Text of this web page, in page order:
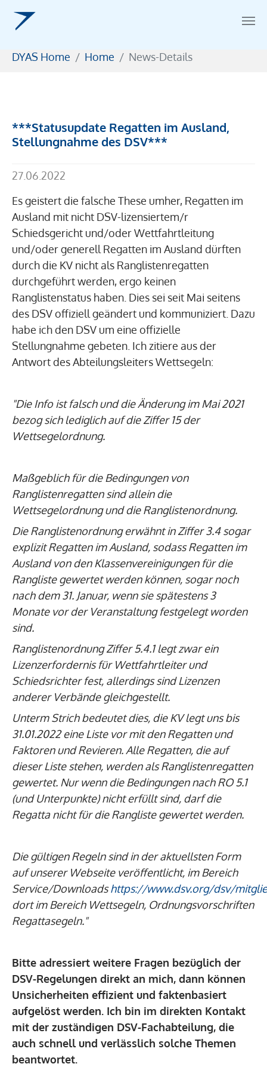
DYAS Home Home News-Details
***Statusupdate Regatten im Ausland,
Stellungnahme des DSV***
27.06.2022
Es geistert die falsche These umher, Regatten im
Ausland mit nicht DSV-lizensiertem/r
Schiedsgericht und/oder Wettfahrtleitung
und/oder generell Regatten im Ausland dürften
durch die KV nicht als Ranglistenregatten
durchgeführt werden, ergo keinen
Ranglistenstatus haben. Dies sei seit Mai seitens
des DSV offiziell geändert und kommuniziert. Dazu
habe ich den DSV um eine offizielle
Stellungnahme gebeten. Ich zitiere aus der
Antwort des Abteilungsleiters Wettsegeln:
"Die Info ist falsch und die Änderung im Mai 2021
bezog sich lediglich auf die Ziffer 15 der
Wettsegelordnung.
Maßgeblich für die Bedingungen von
Ranglistenregatten sind allein die
Wettsegelordnung und die Ranglistenordnung.
Die Ranglistenordnung erwähnt in Ziffer 3.4 sogar
explizit Regatten im Ausland, sodass Regatten im
Ausland von den Klassenvereinigungen für die
Rangliste gewertet werden können, sogar noch
nach dem 31. Januar, wenn sie spätestens 3
Monate vor der Veranstaltung festgelegt worden
sind.
Ranglistenordnung Ziffer 5.4.1 legt zwar ein
Lizenzerfordernis für Wettfahrtleiter und
Schiedsrichter fest, allerdings sind Lizenzen
anderer Verbände gleichgestellt.
Unterm Strich bedeutet dies, die KV legt uns bis
31.01.2022 eine Liste vor mit den Regatten und
Faktoren und Revieren. Alle Regatten, die auf
dieser Liste stehen, werden als Ranglistenregatten
gewertet. Nur wenn die Bedingungen nach RO 5.1
(und Unterpunkte) nicht erfüllt sind, darf die
Regatta nicht für die Rangliste gewertet werden.
Die gültigen Regeln sind in der aktuellsten Form
auf unserer Webseite veröffentlicht, im Bereich
Service/Downloadshttps://www.dsv.org/dsv/
dort im Bereich Wettsegeln, Ordnungsvorschriften
Regattasegeln."
Bitte adressiert weitere Fragen bezüglich der
DSV-Regelungen direkt an mich, dann können
Unsicherheiten effizient und faktenbasiert
aufgelöst werden. Ich bin im direkten Kontakt
mit der zuständigen DSV-Fachabteilung, die
auch schnell und verlässlich solche Themen
beantwortet.